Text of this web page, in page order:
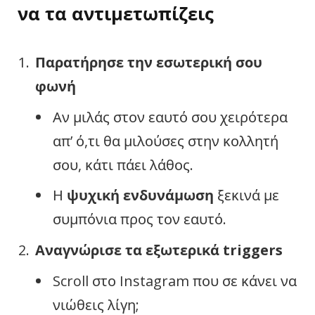
να τα αντιμετωπίζεις
Παρατήρησε την εσωτερική σου
φωνή
Αν μιλάς στον εαυτό σου χειρότερα
απ’ ό,τι θα μιλούσες στην κολλητή
σου, κάτι πάει λάθος.
Η ψυχική ενδυνάμωση ξεκινά με
συμπόνια προς τον εαυτό.
Αναγνώρισε τα εξωτερικά triggers
Scroll στο Instagram που σε κάνει να
νιώθεις λίγη;